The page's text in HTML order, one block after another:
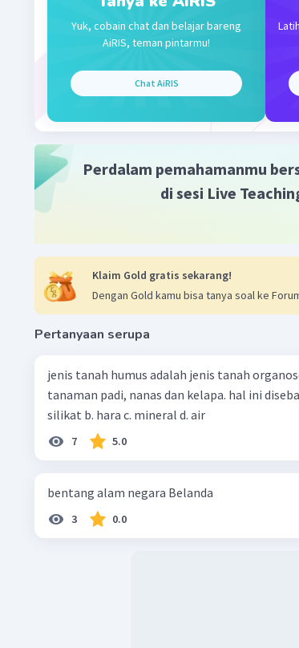
D. Memiliki teknologi yg maju
Beri Rating
Yuk, cobain chat dan belajar bareng
AiRIS, teman pintarmu!
Chat AiRIS
Perdalam pemahamanmu
di sesi Live
Klaim Gold gratis sekarang!
Dengan Gold kamu bisa tanya soal ke
Pertanyaan serupa
jenis tanah humus adalah jenis tanah
tanaman padi, nanas dan kelapa. hal ini
silikat b. hara c. mineral d. air
7 5.0
bentang alam negara Belanda
3 0.0